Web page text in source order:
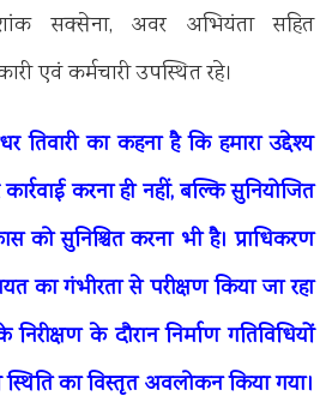
सक्सेना, अवर अभियंता सहित
एवं कर्मचारी उपस्थित रहे।
तिवारी का कहना है कि हमारा उद्देश्य
करना ही नहीं, बल्कि सुनियोजित
को सुनिश्चित करना भी है। प्राधिकरण
का गंभीरता से परीक्षण किया जा रहा
के दौरान निर्माण गतिविधियों
स्थिति का विस्तृत अवलोकन किया गया।